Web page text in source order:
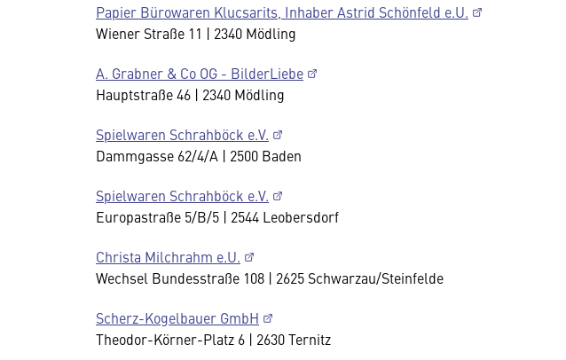
Papier Bürowaren Klucsarits, Inhaber Astrid Schönfeld e.U.
Wiener Straße 11 | 2340 Mödling
A. Grabner & Co OG - BilderLiebe
Hauptstraße 46 | 2340 Mödling
Spielwaren Schrahböck e.V.
Dammgasse 62/4/A | 2500 Baden
Spielwaren Schrahböck e.V.
Europastraße 5/B/5 | 2544 Leobersdorf
Christa Milchrahm e.U.
Wechsel Bundesstraße 108 | 2625 Schwarzau/Steinfelde
Scherz-Kogelbauer GmbH
Theodor-Körner-Platz 6 | 2630 Ternitz